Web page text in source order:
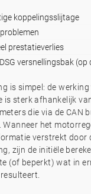
koppelingsslijtage
prestatieverlies
versnellingsbak (op
is simpel: de werking
is sterk afhankelijk
die via de CAN
Wanneer het
verstrekt door
zijn de initiële
(of beperkt) wat in